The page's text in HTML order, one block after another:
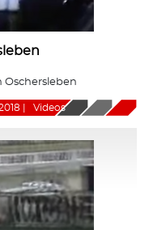
Oschersleben
Videos